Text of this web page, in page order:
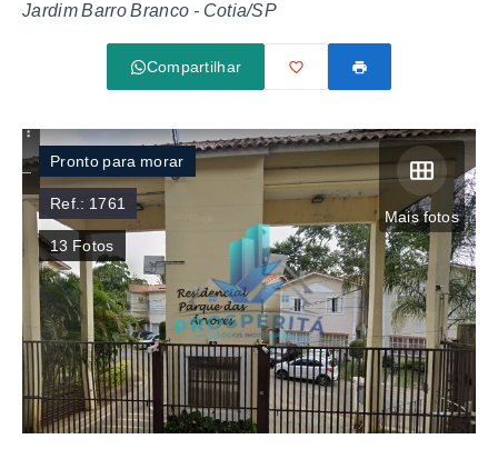
Jardim Barro Branco - Cotia/SP
Compartilhar
Mais fotos
Pronto para morar
Ref.: 1761
13 Fotos